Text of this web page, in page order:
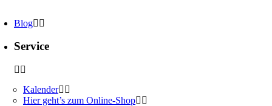
Blog
Service
Kalender
Hier geht’s zum Online-Shop